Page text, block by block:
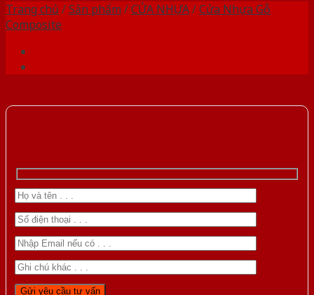
Trang chủ /Sản phẩm /CỬA NHỰA/Cửa Nhựa Gỗ
Composite